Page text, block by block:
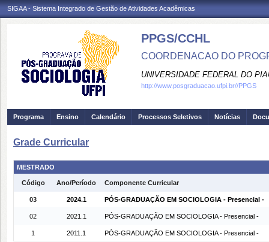
SIGAA - Sistema Integrado de Gestão de Atividades Acadêmicas
PPGS/CCHL
COORDENACAO DO
UNIVERSIDADE FEDERAL DO
http://www.posgraduacao.ufpi.br//PPGS
Programa Ensino Calendário Processos Seletivos Notícias
Grade Curricular
MESTRADO
Código Ano/Período Componente Curricular
03 2024.1 PÓS-GRADUAÇÃO EM SOCIOLOGIA - Presencial -
02 2021.1 PÓS-GRADUAÇÃO EM SOCIOLOGIA - Presencial -
1 2011.1 PÓS-GRADUAÇÃO EM SOCIOLOGIA - Presencial -